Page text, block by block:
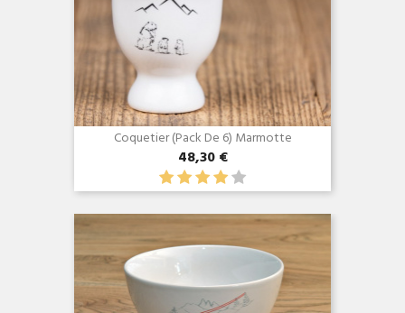
Coquetier (Pack De 6) Marmotte
48,30 €
Aperçu rapide